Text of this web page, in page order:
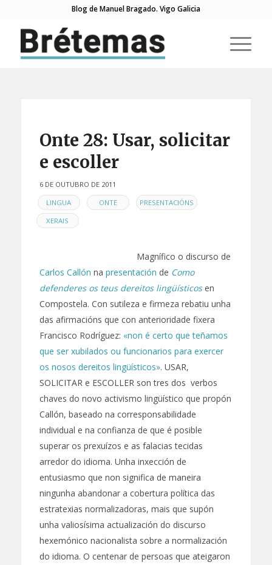
Blog de Manuel Bragado. Vigo Galicia
Onte 28: Usar, solicitar
e escoller
6 DE OUTUBRO DE 2011
EN
LINGUA , ONTE , PRESENTACIÓNS ,
XERAIS
Magnífico o discurso de
Carlos Callón na presentación de Como
defenderes os teus dereitos lingüísticosen
Compostela. Con sutileza e firmeza rebatiu unha
das afirmacións que con anterioridade fixera
Francisco Rodríguez: «non é certo que teñamos
que ser xubilados ou funcionarios para exercer
os nosos dereitos lingüísticos». USAR,
SOLICITAR e ESCOLLER son tres dos verbos
chaves do novo activismo lingüístico que propón
Callón, baseado na corresponsabilidade
individual e na confianza de que é posible
superar os prexuízos e as falacias tecidas
arredor do idioma. Unha inxección de
entusiasmo que non significa de maneira
ningunha abandonar a cobertura política das
estratexias normalizadoras, mais que supón
unha valiosísima actualización do discurso
hexemónico nacionalista sobre a normalización
do idioma. O centenar de persoas que ateigaron